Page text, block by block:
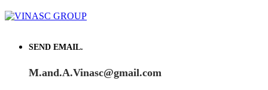
SEND EMAIL.
M.and.A.Vinasc@gmail.com